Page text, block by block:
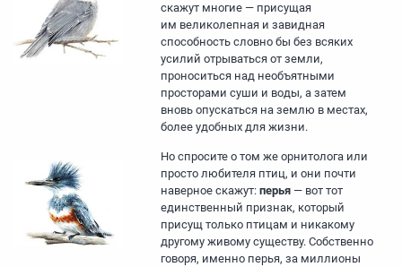
скажут многие — присущая
им великолепная и завидная
способность словно бы без всяких
усилий отрываться от земли,
проноситься над необъятными
просторами суши и воды, а затем
вновь опускаться на землю в местах,
более удобных для жизни.
Но спросите о том же орнитолога или
просто любителя птиц, и они почти
наверное скажут: перья — вот тот
единственный признак, который
присущ только птицам и никакому
другому живому существу. Собственно
говоря, именно перья, за миллионы